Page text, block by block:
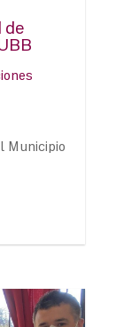
de
Municipio